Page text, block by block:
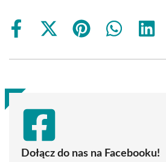
Share
Share
(Twitter)
Share
Share
Share
Dołącz do nas na Facebooku!